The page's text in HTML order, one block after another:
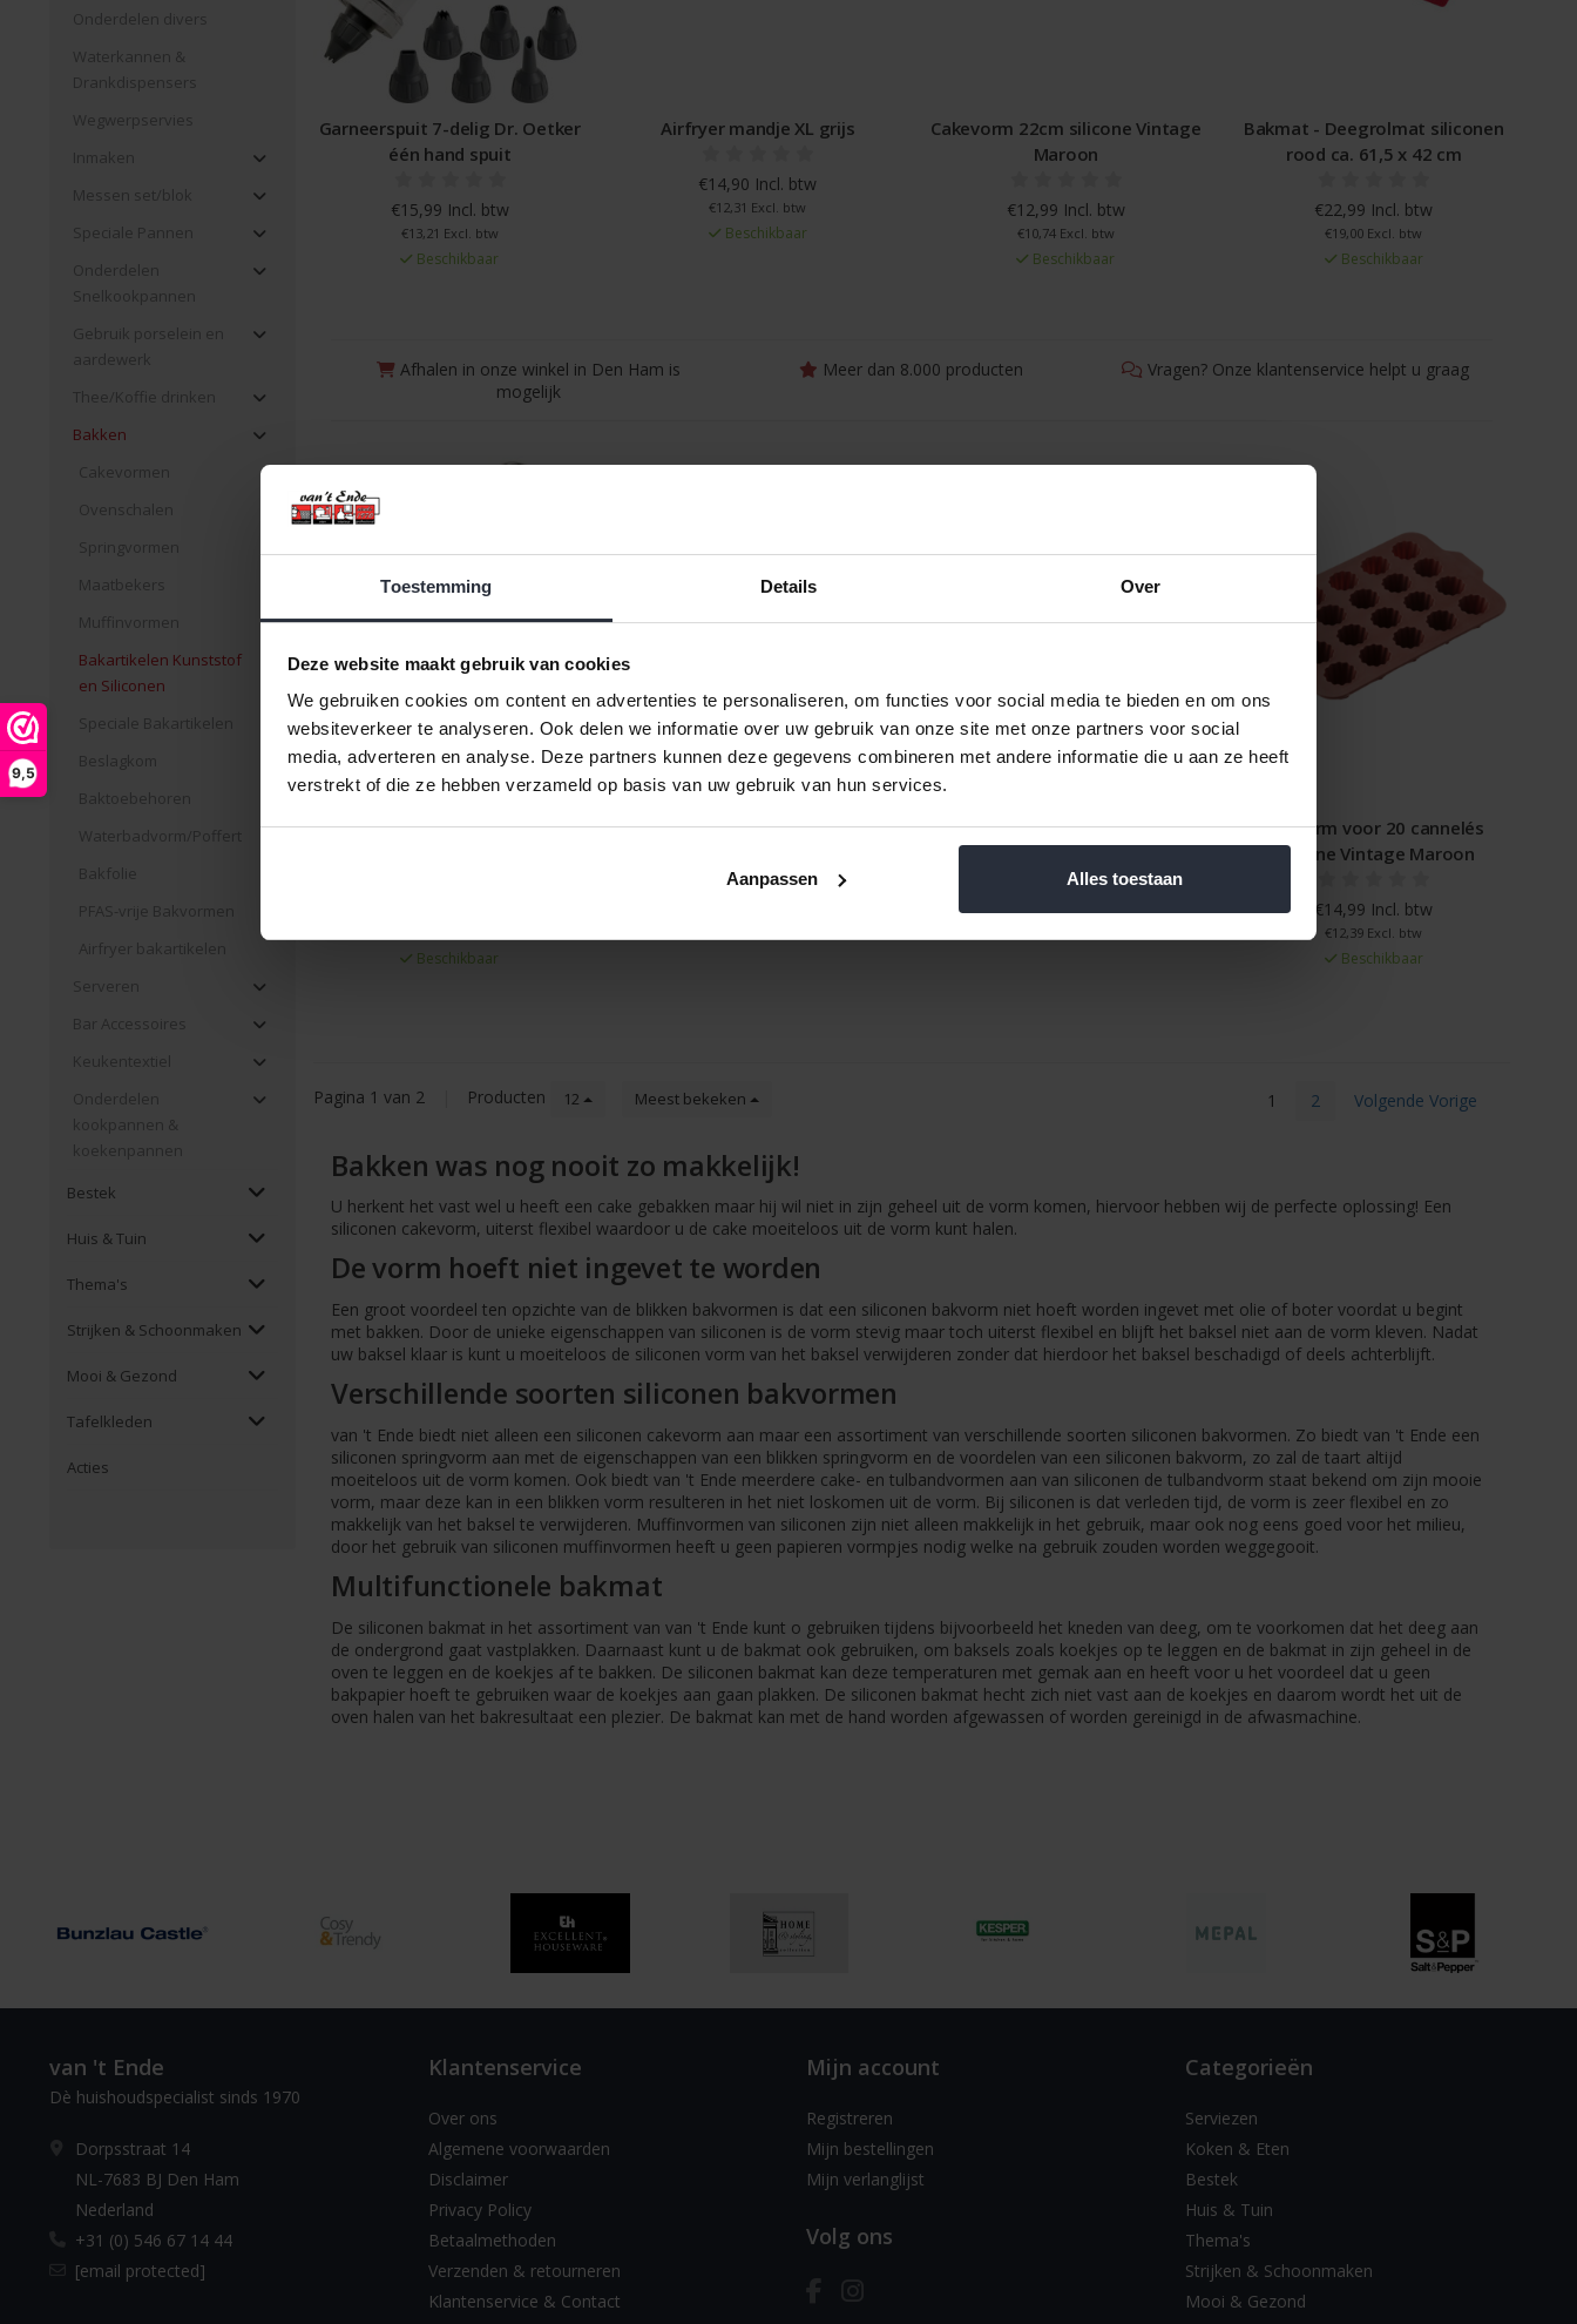
Toestemming Details Over
Deze website maakt gebruik van cookies
We gebruiken cookies om content en advertenties te personaliseren, om functies voor social media te bieden en om ons
websiteverkeer te analyseren. Ook delen we informatie over uw gebruik van onze site met onze partners voor social
media, adverteren en analyse. Deze partners kunnen deze gegevens combineren met andere informatie die u aan ze heeft
verstrekt of die ze hebben verzameld op basis van uw gebruik van hun services.
Aanpassen Alles toestaan
9,5
Onderdelen divers
Waterkannen &
Drankdispensers
Wegwerpservies
Inmaken
Messen set/blok
Speciale Pannen
Onderdelen
Snelkookpannen
Gebruik porselein en
aardewerk
Thee/Koffie drinken
Bakken
Cakevormen
Ovenschalen
Springvormen
Maatbekers
Muffinvormen
Bakartikelen Kunststof
en Siliconen
Speciale Bakartikelen
Beslagkom
Baktoebehoren
Waterbadvorm/Poffert
Bakfolie
PFAS-vrije Bakvormen
Airfryer bakartikelen
Serveren
Bar Accessoires
Keukentextiel
Onderdelen
kookpannen &
koekenpannen
Bestek
Huis & Tuin
Thema's
Strijken & Schoonmaken
Mooi & Gezond
Tafelkleden
Acties
Garneerspuit 7-delig Dr. Oetker
één hand spuit
€15,99 Incl. btw
€13,21 Excl. btw
Beschikbaar
Airfryer mandje XL grijs
€14,90 Incl. btw
€12,31 Excl. btw
Beschikbaar
Cakevorm 22cm silicone Vintage
Maroon
€12,99 Incl. btw
€10,74 Excl. btw
Beschikbaar
Bakmat - Deegrolmat siliconen
rood ca. 61,5 x 42 cm
€22,99 Incl. btw
€19,00 Excl. btw
Beschikbaar
Afhalen in onze winkel in Den Ham is
mogelijk
Meer dan 8.000 producten Vragen? Onze klantenservice helpt u graag
Bakkwast siliconen 37mm Dr.
Beschikbaar
Siliconen oven-schoonhoudmat
€9,95 Incl. btw
Tulbandvorm Starflex Patisse
€14,95 Incl. btw
Bakvorm voor 20 cannelés
Silicone Vintage Maroon
€14,99 Incl. btw
€12,39 Excl. btw
Beschikbaar
Pagina 1 van 2 Producten 12 Meest bekeken 1 2 Volgende Vorige
Bakken was nog nooit zo makkelijk!
U herkent het vast wel u heeft een cake gebakken maar hij wil niet in zijn geheel uit de vorm komen, hiervoor hebben wij de perfecte oplossing! Een
siliconen cakevorm, uiterst flexibel waardoor u de cake moeiteloos uit de vorm kunt halen.
De vorm hoeft niet ingevet te worden
Een groot voordeel ten opzichte van de blikken bakvormen is dat een siliconen bakvorm niet hoeft worden ingevet met olie of boter voordat u begint
met bakken. Door de unieke eigenschappen van siliconen is de vorm stevig maar toch uiterst flexibel en blijft het baksel niet aan de vorm kleven. Nadat
uw baksel klaar is kunt u moeiteloos de siliconen vorm van het baksel verwijderen zonder dat hierdoor het baksel beschadigd of deels achterblijft.
Verschillende soorten siliconen bakvormen
van 't Ende biedt niet alleen een siliconen cakevorm aan maar een assortiment van verschillende soorten siliconen bakvormen. Zo biedt van 't Ende een
siliconen springvorm aan met de eigenschappen van een blikken springvorm en de voordelen van een siliconen bakvorm, zo zal de taart altijd
moeiteloos uit de vorm komen. Ook biedt van 't Ende meerdere cake- en tulbandvormen aan van siliconen de tulbandvorm staat bekend om zijn mooie
vorm, maar deze kan in een blikken vorm resulteren in het niet loskomen uit de vorm. Bij siliconen is dat verleden tijd, de vorm is zeer flexibel en zo
makkelijk van het baksel te verwijderen. Muffinvormen van siliconen zijn niet alleen makkelijk in het gebruik, maar ook nog eens goed voor het milieu,
door het gebruik van siliconen muffinvormen heeft u geen papieren vormpjes nodig welke na gebruik zouden worden weggegooit.
Multifunctionele bakmat
De siliconen bakmat in het assortiment van van 't Ende kunt o gebruiken tijdens bijvoorbeeld het kneden van deeg, om te voorkomen dat het deeg aan
de ondergrond gaat vastplakken. Daarnaast kunt u de bakmat ook gebruiken, om baksels zoals koekjes op te leggen en de bakmat in zijn geheel in de
oven te leggen en de koekjes af te bakken. De siliconen bakmat kan deze temperaturen met gemak aan en heeft voor u het voordeel dat u geen
bakpapier hoeft te gebruiken waar de koekjes aan gaan plakken. De siliconen bakmat hecht zich niet vast aan de koekjes en daarom wordt het uit de
oven halen van het bakresultaat een plezier. De bakmat kan met de hand worden afgewassen of worden gereinigd in de afwasmachine.
van 't Ende
Dè huishoudspecialist sinds 1970
Dorpsstraat 14
NL-7683 BJ Den Ham
Nederland
+31 (0) 546 67 14 44
[email protected]
Klantenservice
Over ons
Algemene voorwaarden
Disclaimer
Privacy Policy
Betaalmethoden
Verzenden & retourneren
Klantenservice & Contact
Mijn account
Registreren
Mijn bestellingen
Mijn verlanglijst
Volg ons
Categorieën
Serviezen
Koken & Eten
Bestek
Huis & Tuin
Thema's
Strijken & Schoonmaken
Mooi & Gezond